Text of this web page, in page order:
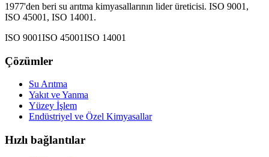
1977'den beri su arıtma kimyasallarının lider üreticisi. ISO 9001,
ISO 45001, ISO 14001.
ISO 9001ISO 45001ISO 14001
Çözümler
Su Arıtma
Yakıt ve Yanma
Yüzey İşlem
Endüstriyel ve Özel Kimyasallar
Hızlı bağlantılar